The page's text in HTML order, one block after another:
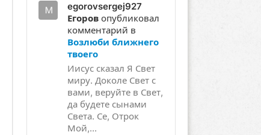
egorovsergej927
Егоровопубликовал
комментарий в
Возлюби ближнего
твоего
Иисус сказал Я Свет
миру. Доколе Свет с
вами, веруйте в Свет,
да будете сынами
Света. Се, Отрок
Мой,...